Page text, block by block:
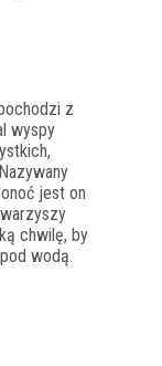
z
wyspy
jest on
chwilę, by
wodą.